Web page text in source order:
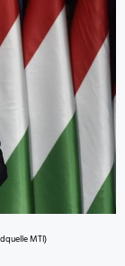
MTI)